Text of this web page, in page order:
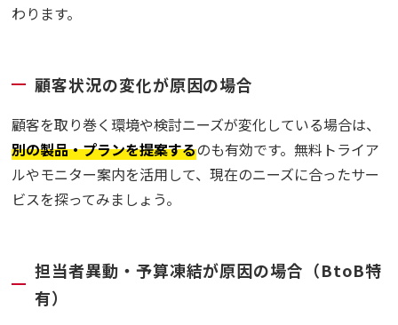
わります。
顧客状況の変化が原因の場合
顧客を取り巻く環境や検討ニーズが変化している場合は、
別の製品・プランを提案するのも有効です。無料トライア
ルやモニター案内を活用して、現在のニーズに合ったサー
ビスを探ってみましょう。
担当者異動・予算凍結が原因の場合（BtoB特
有）